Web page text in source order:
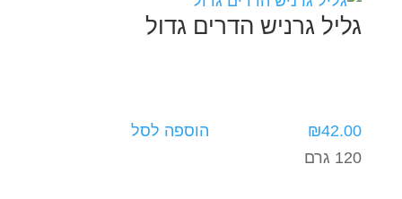
גליל גרניש הדרים גדול
₪42.00
הוספה לסל
120 גרם